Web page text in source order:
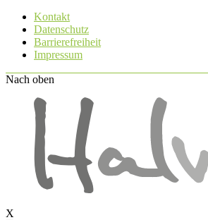
Kontakt
Datenschutz
Barrierefreiheit
Impressum
Nach oben
X